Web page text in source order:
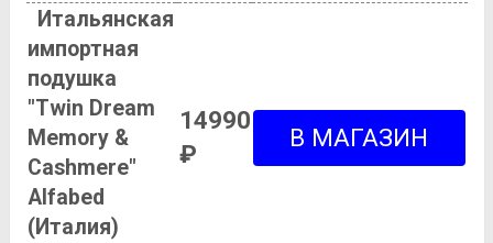
Итальянская
импортная
подушка
"Twin Dream
Memory &
Cashmere"
Alfabed
(Италия)
14990
₽